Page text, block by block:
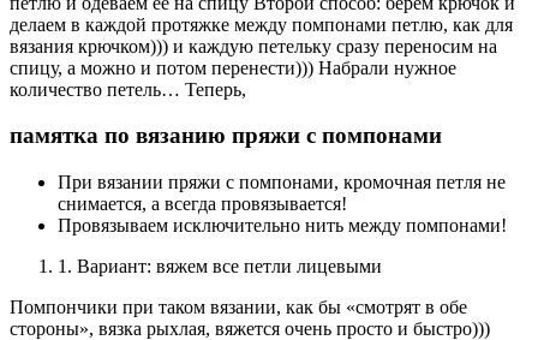
делаем в каждой протяжке между помпонами петлю, как для
вязания крючком))) и каждую петельку сразу переносим на
спицу, а можно и потом перенести))) Набрали нужное
количество петель… Теперь,
памятка по вязанию пряжи с помпонами
При вязании пряжи с помпонами, кромочная петля не
снимается, а всегда провязывается!
Провязываем исключительно нить между помпонами!
1. Вариант: вяжем все петли лицевыми
Помпончики при таком вязании, как бы «смотрят в обе
стороны», вязка рыхлая, вяжется очень просто и быстро)))